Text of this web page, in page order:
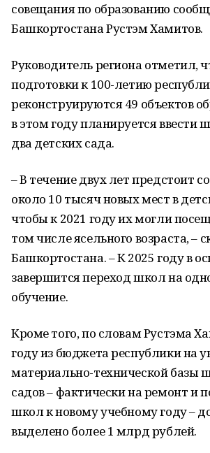
совещания по образованию
Башкортостана Рустэм Хамитов.
Руководитель региона отметил,
подготовки к 100-летию
реконструируются 49 объектов
в этом году планируется ввести
два детских сада.
– В течение двух лет предстоит
около 10 тысяч новых мест в
чтобы к 2021 году их могли
том числе ясельного возраста, –
Башкортостана. – К 2025 году в
завершится переход школ на
обучение.
Кроме того, по словам Рустэма
году из бюджета республики на
материально-технической базы
садов – фактически на ремонт и
школ к новому учебному году –
выделено более 1 млрд рублей.